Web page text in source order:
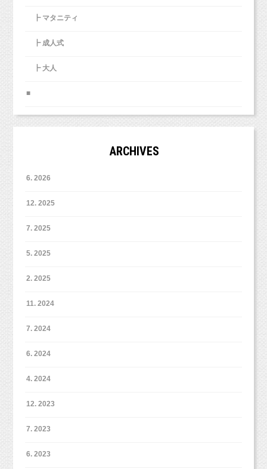
┣ マタニティ
┣ 成人式
┣ 大人
■
ARCHIVES
6. 2026
12. 2025
7. 2025
5. 2025
2. 2025
11. 2024
7. 2024
6. 2024
4. 2024
12. 2023
7. 2023
6. 2023